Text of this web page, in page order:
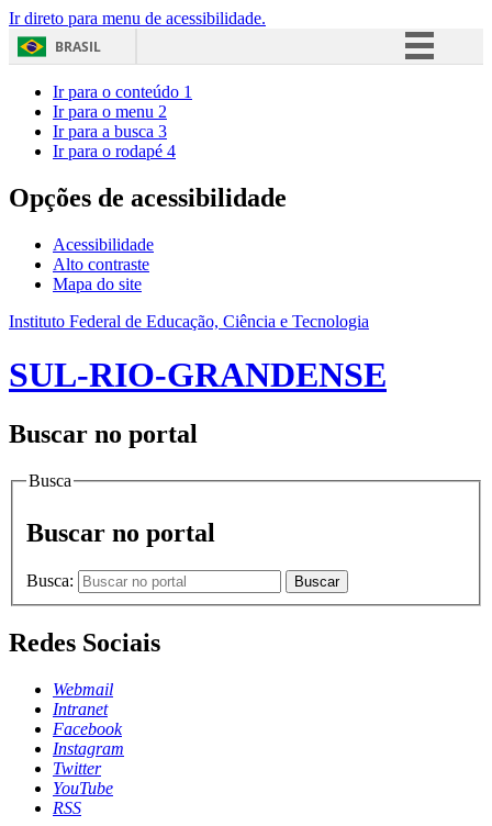
Ir direto para menu de acessibilidade.
BRASIL
Acesso à informação
Ir para o conteúdo 1
Ir para o menu 2
Ir para a busca 3
Ir para o rodapé 4
Opções de acessibilidade
Acessibilidade
Alto contraste
Mapa do site
Instituto Federal de Educação, Ciência e Tecnologia
SUL-RIO-GRANDENSE
Buscar no portal
Busca
Buscar no portal
Busca: Buscar
Redes Sociais
Webmail
Intranet
Facebook
Instagram
Twitter
YouTube
RSS